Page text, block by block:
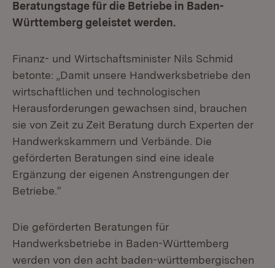
Beratungstage für die Betriebe in Baden-
Württemberg geleistet werden.
Finanz- und Wirtschaftsminister Nils Schmid
betonte: „Damit unsere Handwerksbetriebe den
wirtschaftlichen und technologischen
Herausforderungen gewachsen sind, brauchen
sie von Zeit zu Zeit Beratung durch Experten der
Handwerkskammern und Verbände. Die
geförderten Beratungen sind eine ideale
Ergänzung der eigenen Anstrengungen der
Betriebe.“
Die geförderten Beratungen für
Handwerksbetriebe in Baden-Württemberg
werden von den acht baden-württembergischen